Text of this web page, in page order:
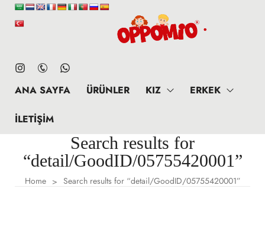
ANA SAYFA ÜRÜNLER KIZ ERKEK
İLETIŞIM
Search results for
“detail/GoodID/05755420001”
Home > Search results for “detail/GoodID/05755420001”